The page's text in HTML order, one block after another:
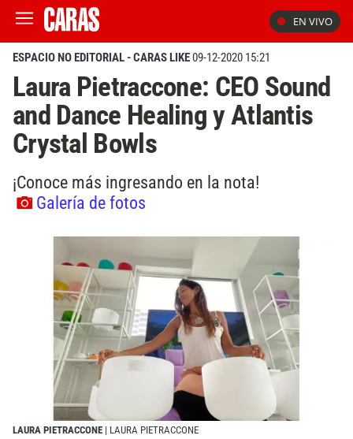
EN VIVO
ESPACIO NO EDITORIAL - CARAS LIKE09-12-2020 15:21
Laura Pietraccone: CEO Sound
and Dance Healing y Atlantis
Crystal Bowls
¡Conoce más ingresando en la nota!
Galería de fotos
LAURA PIETRACCONE | LAURA PIETRACCONE